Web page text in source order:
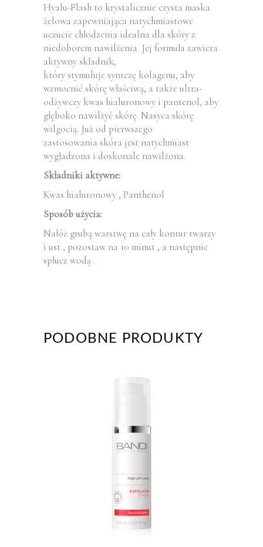
Hyalu-Flash to krystalicznie czysta maska
żelowa zapewniająca natychmiastowe
uczucie chłodzenia idealna dla skóry z
niedoborem nawilżenia. Jej formuła zawiera
aktywny składnik,
który stymuluje syntezę kolagenu, aby
wzmocnić skórę właściwą, a także ultra-
odżywczy kwas hialuronowy i pantenol, aby
głęboko nawilżyć skórę. Nasyca skórę
wilgocią. Już od pierwszego
zastosowania skóra jest natychmiast
wygładzona i doskonale nawilżona.
Składniki aktywne:
Kwas hialuronowy , Panthenol
Sposób użycia:
Nałóż grubą warstwę na cały kontur twarzy
i ust , pozostaw na 10 minut , a następnie
spłucz wodą .
PODOBNE PRODUKTY